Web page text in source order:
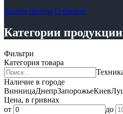
Акции бренда О бренде
Категории
Фильтри
Категория товара
Наличие в городе
ВинницаДнепрЗапорожьеКиев
Цена, в гривнах
от
до